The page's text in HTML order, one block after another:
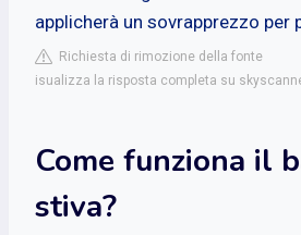
applicherà un sovrapprezzo per
Richiesta di rimozione della fonte
isualizza la risposta completa su
Come funziona il
stiva?